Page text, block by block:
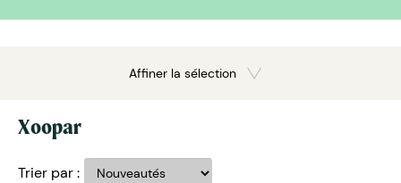
Affiner la sélection
Xoopar
Trier par :